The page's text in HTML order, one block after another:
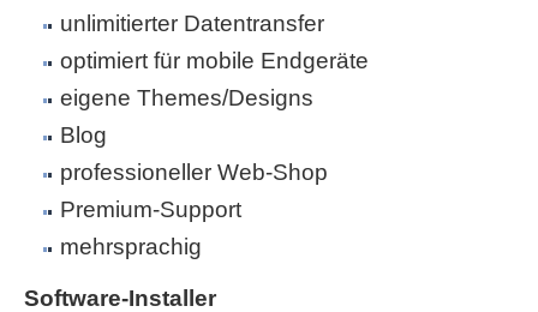
unlimitierter Datentransfer
optimiert für mobile Endgeräte
eigene Themes/Designs
Blog
professioneller Web-Shop
Premium-Support
mehrsprachig
Software-Installer